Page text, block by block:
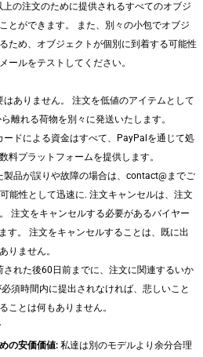
の注文のために提供されるすべてのオブジ
とができます。 また、別々の小包でオブジ
ため、オブジェクトが個別に到着する可能性
ールをテストしてください。
ありません。 注文を低値のアイテムとして
離れる荷物を別々に発送いたします。
ードによる資金はすべて、PayPalを通じて処
料プラットフォームを提供します。
製品が誤りや故障の場合は、contact@までご
能性として迅速に. 注文キャンセルは、注文
注文をキャンセルする必要があるバイヤー
す。 注文をキャンセルすることは、既に出
りません。
された後60日前までに、注文に関連するいか
須時間内に提出されなければ、悲しいこと
ことは何もありません。
の安価価値: 私達は別のモデルより余分合理